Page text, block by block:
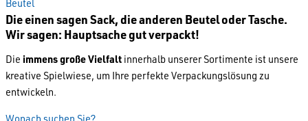
Beutel
Die einen sagen Sack, die anderen Beutel oder Tasche.
Wir sagen: Hauptsache gut verpackt!
Die immens große Vielfalt innerhalb unserer Sortimente ist unsere
kreative Spielwiese, um Ihre perfekte Verpackungslösung zu
entwickeln.